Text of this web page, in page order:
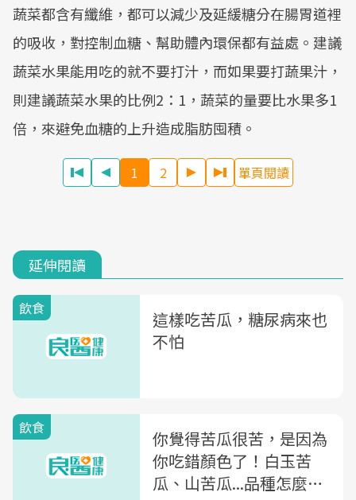
蔬菜都含有纖維，都可以減少及延緩糖分在腸胃道裡
的吸收，對控制血糖、幫助體內環保都有益處。建議
蔬菜水果能用吃的就不要打汁，而如果要打蔬果汁，
則建議蔬菜水果的比例2：1，蔬菜的量要比水果多1
倍，來避免血糖的上升造成脂肪囤積。
1 2 單頁閱讀
延伸閱讀
飲食
這樣吃苦瓜，糖尿病來也
不怕
飲食
你覺得苦瓜很苦，是因為
你吃錯顏色了！白玉苦
瓜、山苦瓜...品種怎麼